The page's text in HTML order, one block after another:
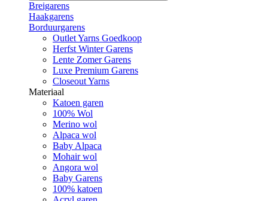
Breigarens
Haakgarens
Borduurgarens
Outlet Yarns Goedkoop
Herfst Winter Garens
Lente Zomer Garens
Luxe Premium Garens
Closeout Yarns
Materiaal
Katoen garen
100% Wol
Merino wol
Alpaca wol
Baby Alpaca
Mohair wol
Angora wol
Baby Garens
100% katoen